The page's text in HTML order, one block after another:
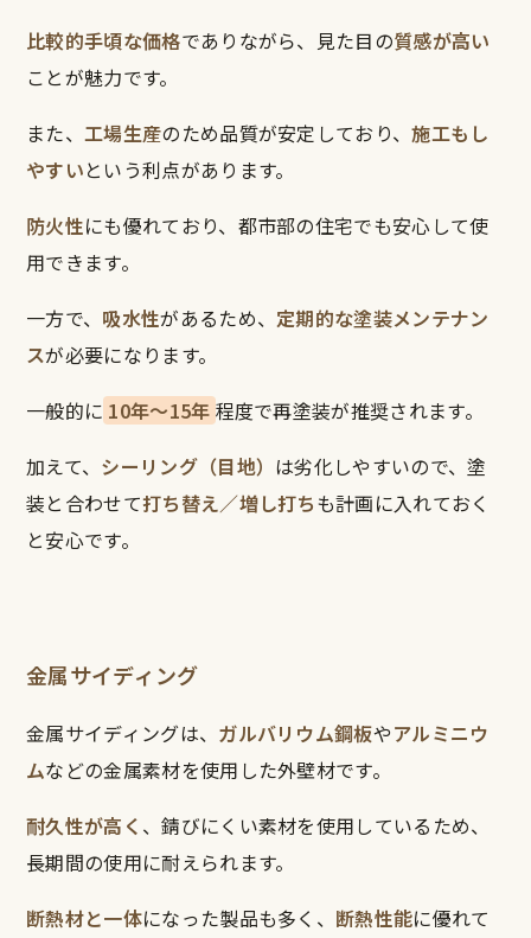
比較的手頃な価格でありながら、見た目の質感が高い
ことが魅力です。
また、 工場生産のため品質が安定しており、施工もし
やすいという利点があります。
防火性にも優れており、都市部の住宅でも安心して使
用できます。
一方で、 吸水性があるため、 定期的な塗装メンテナン
スが必要になります。
一般的に 10年〜15年 程度で再塗装が推奨されます。
加えて、 シーリング（目地） は劣化しやすいので、塗
装と合わせて打ち替え／増し打ちも計画に入れておく
と安心です。
金属サイディング
金属サイディングは、 ガルバリウム鋼板やアルミニウ
ムなどの金属素材を使用した外壁材です。
耐久性が高く 、錆びにくい素材を使用しているため、
長期間の使用に耐えられます。
断熱材と一体になった製品も多く、 断熱性能に優れて